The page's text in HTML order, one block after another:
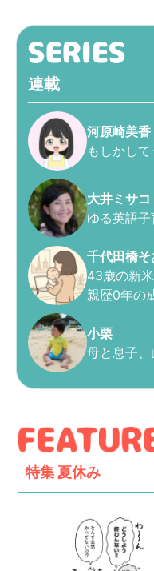
連載
河原崎美香
もしかし
大井ミサコ
ゆる英語子
千代田橋そ
43歳の新
親歴0年の
小栗
母と息子
特集 夏休み